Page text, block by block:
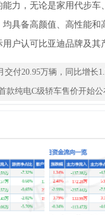
力，无论是家用代步车
具备高颜值、高性能和
户认可比亚迪品牌及其
交付20.95万辆，同比增长
款纯电C级轿车售价开始公